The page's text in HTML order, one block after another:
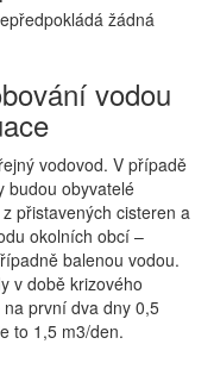
žádná
vodou
vodovod. V případě
budou obyvatelé
přistavených cisteren a
okolních obcí –
balenou vodou.
v době krizového
první dva dny 0,5
to 1,5 m3/den.